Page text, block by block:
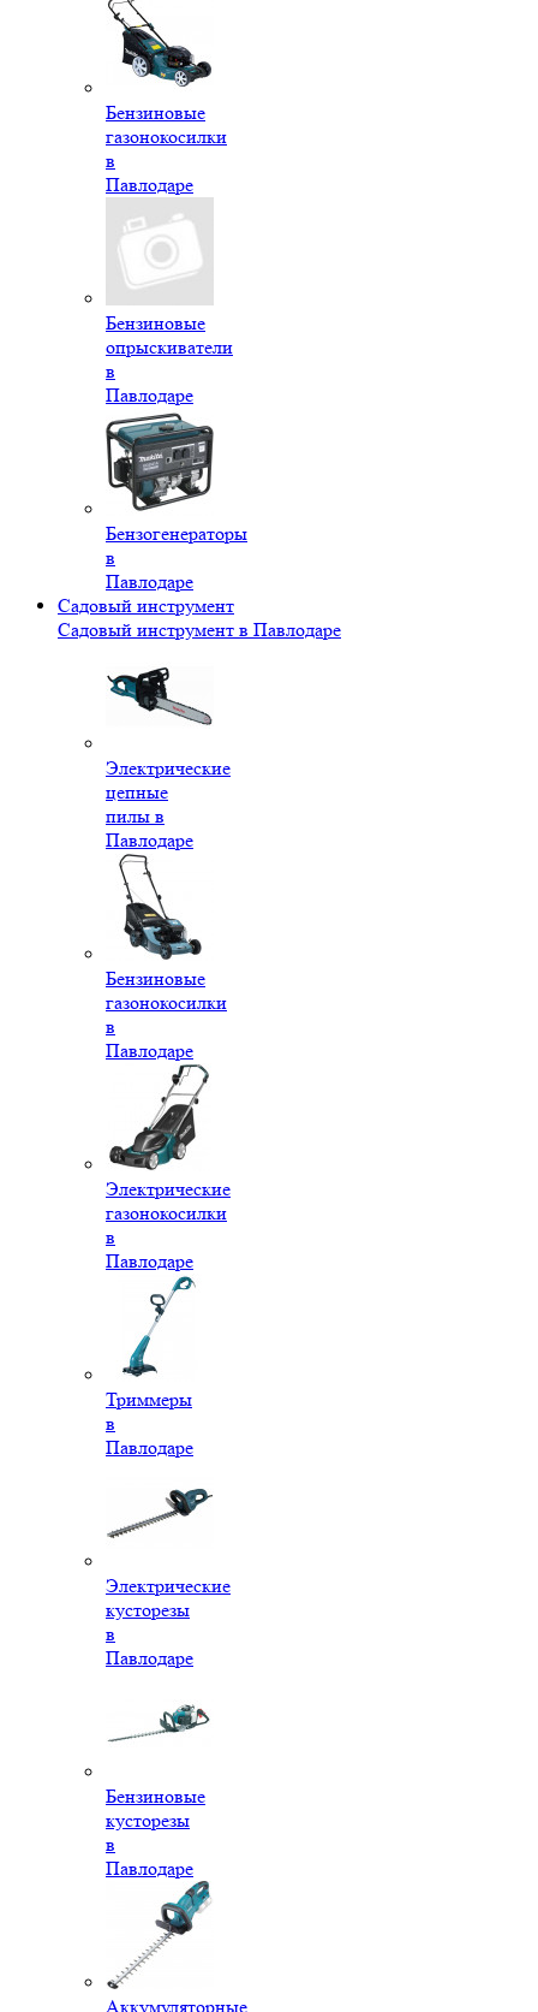
Бензиновые
газонокосилки
в
Павлодаре
Бензиновые
опрыскиватели
в
Павлодаре
Бензогенераторы
в
Павлодаре
Садовый инструмент
Садовый инструмент в Павлодаре
Электрические
цепные
пилы в
Павлодаре
Бензиновые
газонокосилки
в
Павлодаре
Электрические
газонокосилки
в
Павлодаре
Триммеры
в
Павлодаре
Электрические
кусторезы
в
Павлодаре
Бензиновые
кусторезы
в
Павлодаре
Аккумуляторные